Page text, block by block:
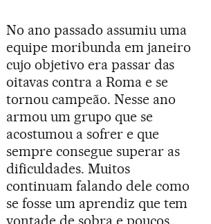
No ano passado assumiu uma
equipe moribunda em janeiro
cujo objetivo era passar das
oitavas contra a Roma e se
tornou campeão. Nesse ano
armou um grupo que se
acostumou a sofrer e que
sempre consegue superar as
dificuldades. Muitos
continuam falando dele como
se fosse um aprendiz que tem